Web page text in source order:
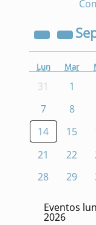
Lun Mar
31 1
7
8
14
15
21
22
28
29
Eventos
2026